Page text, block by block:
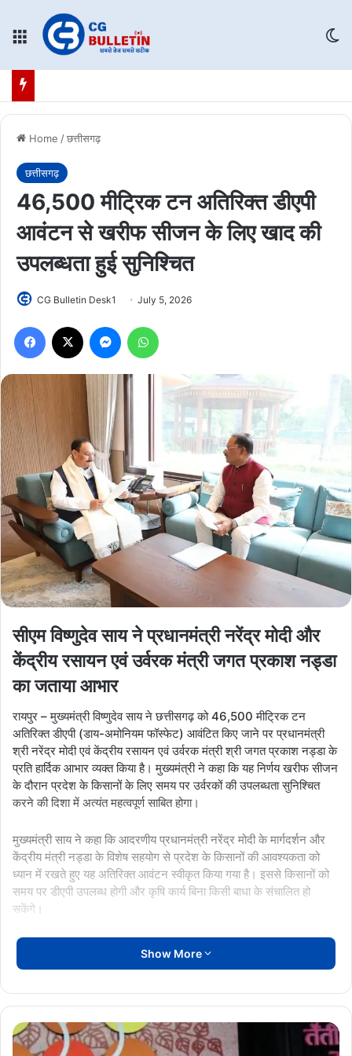
Menu
Home /छत्तीसगढ़
छत्तीसगढ़
46,500 मीट्रिक टन अतिरिक्त डीएपी
आवंटन से खरीफ सीजन के लिए खाद की
उपलब्धता हुई सुनिश्चित
CG Bulletin Desk1 July 5, 2026
Facebook Messenger
सीएम विष्णुदेव साय ने प्रधानमंत्री नरेंद्र मोदी और
केंद्रीय रसायन एवं उर्वरक मंत्री जगत प्रकाश नड्डा
का जताया आभार
रायपुर – मुख्यमंत्री विष्णुदेव साय ने छत्तीसगढ़ को 46,500 मीट्रिक टन
अतिरिक्त डीएपी (डाय-अमोनियम फॉस्फेट) आवंटित किए जाने पर प्रधानमंत्री
श्री नरेंद्र मोदी एवं केंद्रीय रसायन एवं उर्वरक मंत्री श्री जगत प्रकाश नड्डा के
प्रति हार्दिक आभार व्यक्त किया है। मुख्यमंत्री ने कहा कि यह निर्णय खरीफ सीजन
के दौरान प्रदेश के किसानों के लिए समय पर उर्वरकों की उपलब्धता सुनिश्चित
करने की दिशा में अत्यंत महत्वपूर्ण साबित होगा।
मुख्यमंत्री साय ने कहा कि आदरणीय प्रधानमंत्री नरेंद्र मोदी के मार्गदर्शन और
केंद्रीय मंत्री नड्डा के विशेष सहयोग से प्रदेश के किसानों की आवश्यकता को
ध्यान में रखते हुए यह अतिरिक्त आवंटन स्वीकृत किया गया है। इससे किसानों को
समय पर डीएपी उपलब्ध होगी और कृषि कार्य बिना किसी बाधा के संचालित हो
सकेंगे।
मुख्यमंत्री ने बताया कि हाल ही में नई दिल्ली प्रवास के दौरान उन्होंने केंद्रीय मंत्री
जगत प्रकाश नड्डा से मुलाकात कर खरीफ सीजन की आवश्यकताओं के अनुरूप
मंत्री ने किसानों के हितों को सर्वोच्च प्राथमिकता देते हुए सकारात्मक सहयोग का
अतिरिक्त डीएपी का आवंटन प्राप्त हुआ है।
Show More
Teejan
Bai